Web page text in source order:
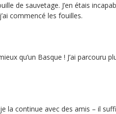
de sauvetage. J’en étais
commencé les fouilles.
qu’un Basque ! J’ai parcouru
la continue avec des amis – il